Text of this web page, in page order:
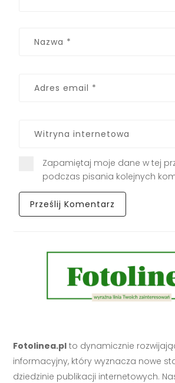
Zapamiętaj moje dane w tej
podczas pisania kolejnych
Fotolinea.pl to dynamicznie
informacyjny, który wyznacza nowe
dziedzinie publikacji internetowych.